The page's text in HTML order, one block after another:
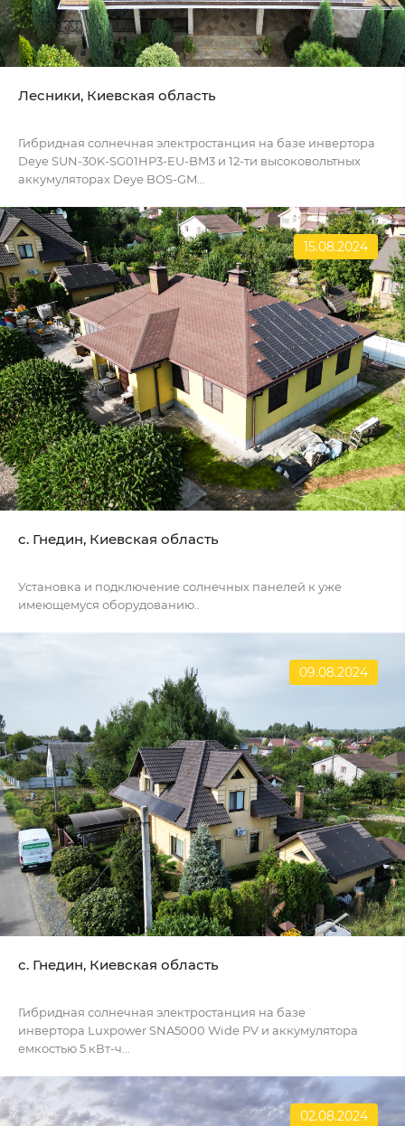
Лесники, Киевская область
Гибридная солнечная электростанция на базе инвертора
Deye SUN-30K-SG01HP3-EU-BM3 и 12-ти высоковольтных
аккумуляторах Deye BOS-GM...
15.08.2024
c. Гнедин, Киевская область
Установка и подключение солнечных панелей к уже
имеющемуся оборудованию..
09.08.2024
с. Гнедин, Киевская область
Гибридная солнечная электростанция на базе
инвертора Luxpower SNA5000 Wide PV и аккумулятора
емкостью 5 кВт-ч...
02.08.2024